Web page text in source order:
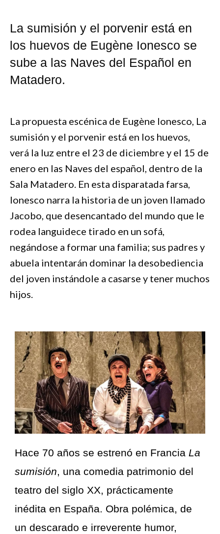
La sumisión y el porvenir está en
los huevos de Eugène Ionesco se
sube a las Naves del Español en
Matadero.
La propuesta escénica de Eugène Ionesco, La
sumisión y el porvenir está en los huevos,
verá la luz entre el 23 de diciembre y el 15 de
enero en las Naves del español, dentro de la
Sala Matadero. En esta disparatada farsa,
Ionesco narra la historia de un joven llamado
Jacobo, que desencantado del mundo que le
rodea languidece tirado en un sofá,
negándose a formar una familia; sus padres y
abuela intentarán dominar la desobediencia
del joven instándole a casarse y tener muchos
hijos.
Hace 70 años se estrenó en Francia La
sumisión, una comedia patrimonio del
teatro del siglo XX, prácticamente
inédita en España. Obra polémica, de
un descarado e irreverente humor,